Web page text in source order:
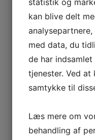
PolyCut 6-2 Knive
kan blive delt
med data, du
de har
tjenester. Ved at
samtykke til
Læs mere om
behandling af